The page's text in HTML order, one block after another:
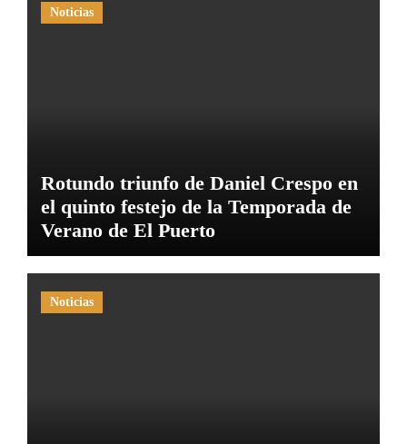
Noticias
Rotundo triunfo de Daniel Crespo en
el quinto festejo de la Temporada de
Verano de El Puerto
Noticias